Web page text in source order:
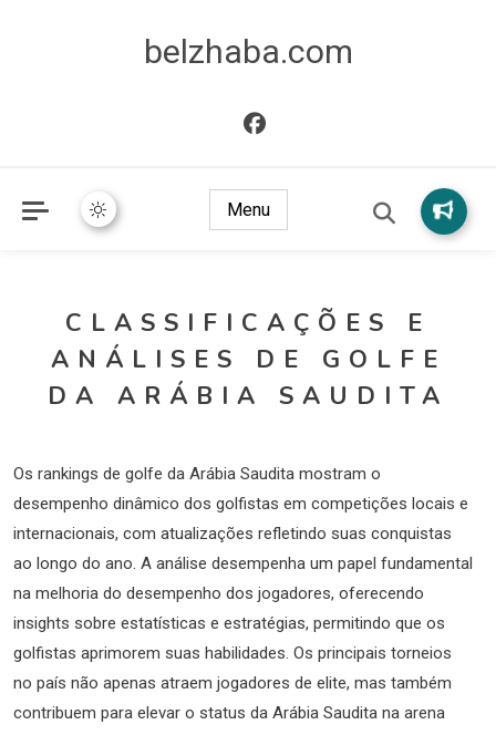
belzhaba.com
Menu
CLASSIFICAÇÕES E
ANÁLISES DE GOLFE
DA ARÁBIA SAUDITA
Os rankings de golfe da Arábia Saudita mostram o
desempenho dinâmico dos golfistas em competições locais e
internacionais, com atualizações refletindo suas conquistas
ao longo do ano. A análise desempenha um papel fundamental
na melhoria do desempenho dos jogadores, oferecendo
insights sobre estatísticas e estratégias, permitindo que os
golfistas aprimorem suas habilidades. Os principais torneios
no país não apenas atraem jogadores de elite, mas também
contribuem para elevar o status da Arábia Saudita na arena